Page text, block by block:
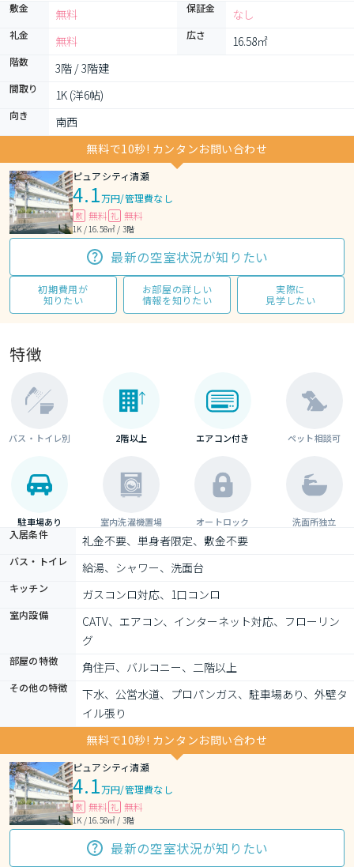
敷金 無料 保証金 なし
礼金 無料 広さ 16.58㎡
階数 3階 / 3階建
間取り 1K (洋6帖)
向き
南西
無料で10秒! カンタンお問い合わせ
ピュアシティ清瀬
4.1万円/管理費なし
敷 無料 礼 無料
1K / 16.58㎡ / 3階
最新の空室状況が知りたい
初期費用が
知りたい
お部屋の詳しい
情報を知りたい
実際に
見学したい
特徴
バス・トイレ別 2階以上 エアコン付き ペット相談可
駐車場あり 室内洗濯機置場 オートロック 洗面所独立
入居条件 礼金不要、単身者限定、敷金不要
バス・トイレ 給湯、シャワー、洗面台
キッチン ガスコンロ対応、1口コンロ
室内設備
CATV、エアコン、インターネット対応、フローリン
グ
部屋の特徴 角住戸、バルコニー、二階以上
その他の特徴
下水、公営水道、プロパンガス、駐車場あり、外壁タ
イル張り
無料で10秒! カンタンお問い合わせ
ピュアシティ清瀬
4.1万円/管理費なし
敷 無料 礼 無料
1K / 16.58㎡ / 3階
最新の空室状況が知りたい